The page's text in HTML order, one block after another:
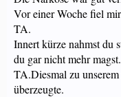
Vor einer Woche fiel
TA.
Innert kürze nahmst du
du gar nicht mehr
TA.Diesmal zu
überzeugte.